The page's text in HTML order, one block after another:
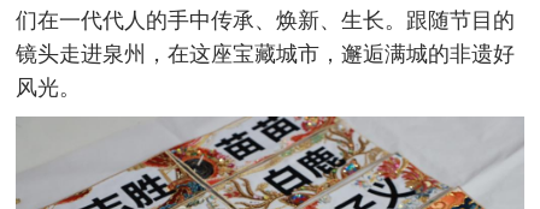
们在一代代人的手中传承、焕新、生长。跟随节目的
镜头走进泉州，在这座宝藏城市，邂逅满城的非遗好
风光。